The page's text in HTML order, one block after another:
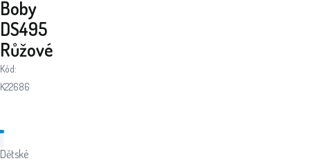
Boby
DS495
Růžové
Kód:
K22686
Dětské